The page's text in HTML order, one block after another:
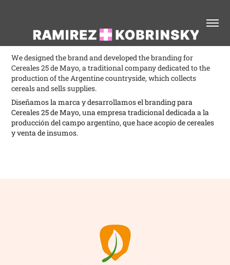
We designed the brand and developed the branding for
Cereales 25 de Mayo, a traditional company dedicated to the
production of the Argentine countryside, which collects
cereals and sells supplies.
Diseñamos la marca y desarrollamos el branding para
Cereales 25 de Mayo, una empresa tradicional dedicada a la
producción del campo argentino, que hace acopio de cereales
y venta de insumos.